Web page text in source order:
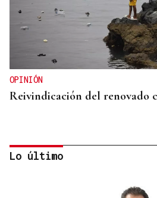
OPINIÓN
Reivindicación del renovado
Lo último